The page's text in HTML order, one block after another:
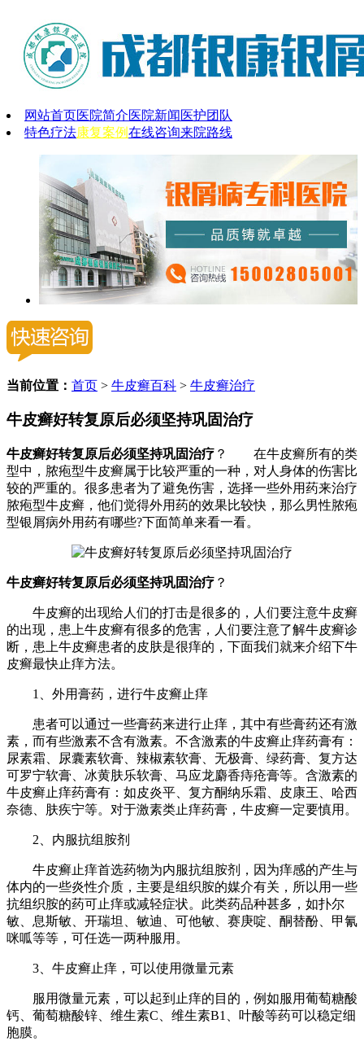
网站首页医院简介医院新闻 医护团队
特色疗法康复案例在线咨询来院路线
当前位置： 首页 > 牛皮癣百科 > 牛皮癣治疗
牛皮癣好转复原后必须坚持巩固治疗
牛皮癣好转复原后必须坚持巩固治疗 ？ 在牛皮癣所有的类
型中，脓疱型牛皮癣属于比较严重的一种，对人身体的伤害比
较的严重的。很多患者为了避免伤害，选择一些外用药来治疗
脓疱型牛皮癣，他们觉得外用药的效果比较快，那么男性脓疱
型银屑病外用药有哪些?下面简单来看一看。
牛皮癣好转复原后必须坚持巩固治疗 ？
牛皮癣的出现给人们的打击是很多的，人们要注意牛皮癣
的出现，患上牛皮癣有很多的危害，人们要注意了解牛皮癣诊
断，患上牛皮癣患者的皮肤是很痒的，下面我们就来介绍下牛
皮癣最快止痒方法。
1、外用膏药，进行牛皮癣止痒
患者可以通过一些膏药来进行止痒，其中有些膏药还有激
素，而有些激素不含有激素。不含激素的牛皮癣止痒药膏有：
尿素霜、尿囊素软膏、辣椒素软膏、无极膏、绿药膏、复方达
可罗宁软膏、冰黄肤乐软膏、马应龙麝香痔疮膏等。含激素的
牛皮癣止痒药膏有：如皮炎平、复方酮纳乐霜、皮康王、哈西
奈德、肤疾宁等。对于激素类止痒药膏，牛皮癣一定要慎用。
2、内服抗组胺剂
牛皮癣止痒首选药物为内服抗组胺剂，因为痒感的产生与
体内的一些炎性介质，主要是组织胺的媒介有关，所以用一些
抗组织胺的药可止痒或减轻症状。此类药品种甚多，如扑尔
敏、息斯敏、开瑞坦、敏迪、可他敏、赛庚啶、酮替酚、甲氰
咪呱等等，可任选一两种服用。
3、牛皮癣止痒，可以使用微量元素
服用微量元素，可以起到止痒的目的，例如服用葡萄糖酸
钙、葡萄糖酸锌、维生素C、维生素B1、叶酸等药可以稳定细
胞膜。